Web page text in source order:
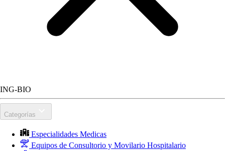
ING-BIO
Categorías
Especialidades Medicas
Equipos de Consultorio y Movilario Hospitalario